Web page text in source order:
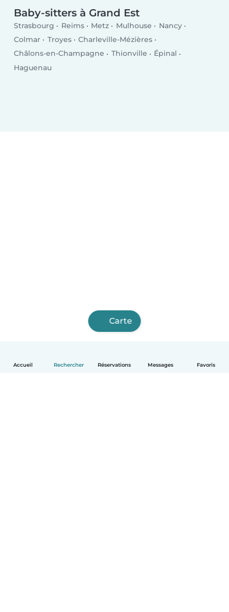
Accueil Rechercher Réservations Messages Favoris
Baby-sitters à Grand Est
Strasbourg Reims Metz Mulhouse
Nancy
Colmar
Troyes
Charleville-Mézières
Châlons-en-Champagne
Thionville
Épinal
Haguenau
Carte